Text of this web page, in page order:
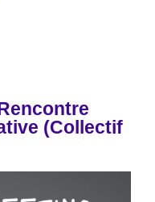
(Collectif